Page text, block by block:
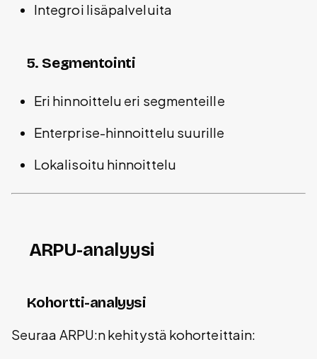
Integroi lisäpalveluita
5. Segmentointi
Eri hinnoittelu eri segmenteille
Enterprise-hinnoittelu suurille
Lokalisoitu hinnoittelu
ARPU-analyysi
Kohortti-analyysi
Seuraa ARPU:n kehitystä kohorteittain: